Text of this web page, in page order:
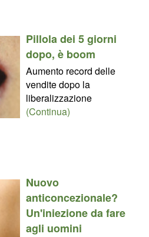
Pillola dei 5 giorni
dopo, è boom
Aumento record delle
vendite dopo la
liberalizzazione
(Continua)
Nuovo
anticoncezionale?
Un'iniezione da fare
agli uomini